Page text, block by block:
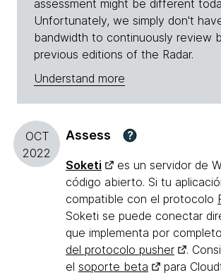
assessment might be different
Unfortunately, we simply don't
bandwidth to continuously review
previous editions of the Radar.
Understand more
OCT
2022
Assess ?
Soketi
es un servidor de
código abierto. Si tu
compatible con el protocolo
Soketi se puede conectar
que implementa por
del protocolo pusher
.
el soporte beta
para